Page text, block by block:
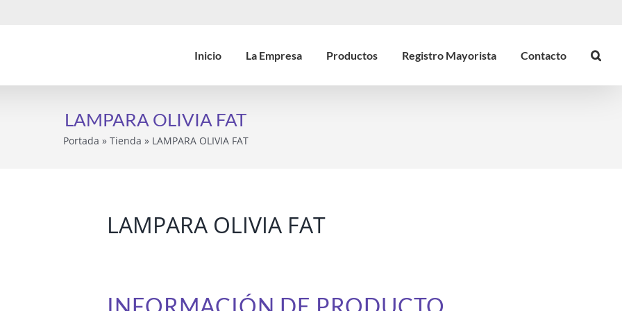
Inicio La Empresa Productos Registro Mayorista Contacto
LAMPARA OLIVIA FAT
Portada » Tienda » LAMPARA OLIVIA FAT
LAMPARA OLIVIA FAT